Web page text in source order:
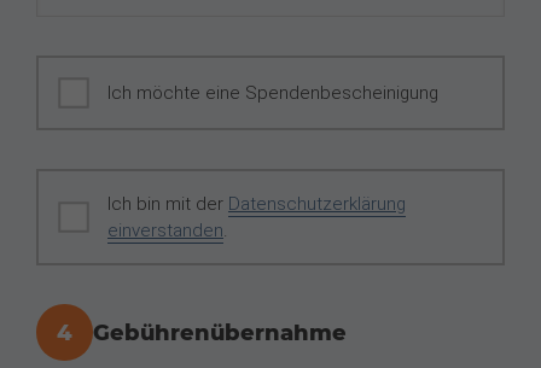
Ich möchte eine Spendenbescheinigung
Ich bin mit der Datenschutzerklärung
einverstanden.
4 Gebührenübernahme